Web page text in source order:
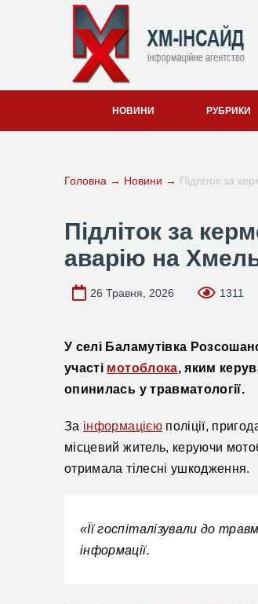
НОВИНИ РУБРИКИ
Головна → Новини → Підліток за
Підліток за
аварію на
26 Травня, 2026 1311
У селі Баламутівка
участі мотоблока, яким
опинилась у травматології.
За інформацієюполіції,
місцевий житель, керуючи
отримала тілесні ушкодження.
«Її госпіталізували до
інформації.